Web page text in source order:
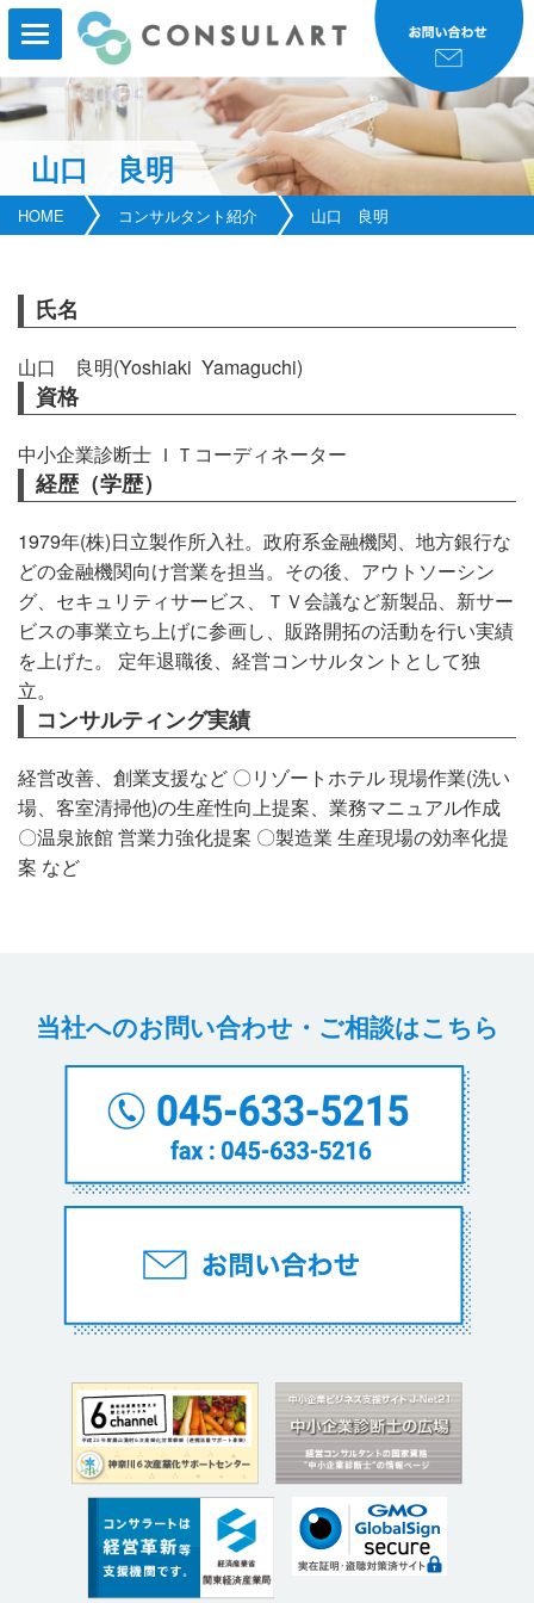
山口 良明
HOME コンサルタント紹介 山口 良明
氏名
山口 良明(Yoshiaki Yamaguchi)
資格
中小企業診断士 ＩＴコーディネーター
経歴（学歴）
1979年(株)日立製作所入社。政府系金融機関、地方銀行な
どの金融機関向け営業を担当。その後、アウトソーシン
グ、セキュリティサービス、ＴＶ会議など新製品、新サー
ビスの事業立ち上げに参画し、販路開拓の活動を行い実績
を上げた。 定年退職後、経営コンサルタントとして独
立。
コンサルティング実績
経営改善、創業支援など 〇リゾートホテル 現場作業(洗い
場、客室清掃他)の生産性向上提案、業務マニュアル作成
〇温泉旅館 営業力強化提案 〇製造業 生産現場の効率化提
案 など
当社へのお問い合わせ・ご相談はこちら
HOME
事業実績
コンサルタント紹介
研修・セミナー
会社案内
お問い合わせ
サイトマップ
プライバシーポリシー